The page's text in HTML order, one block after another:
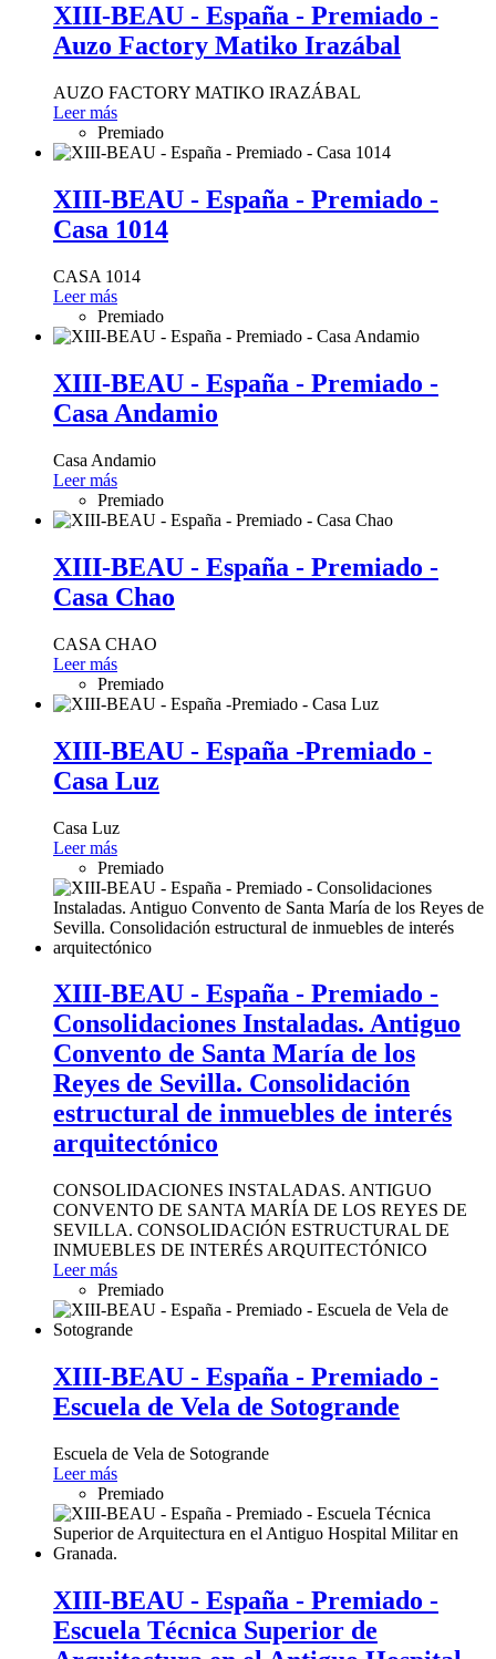
XIII-BEAU - España - Premiado -
Auzo Factory Matiko Irazábal
AUZO FACTORY MATIKO IRAZÁBAL
Leer más
Premiado
XIII-BEAU - España - Premiado -
Casa 1014
CASA 1014
Leer más
Premiado
XIII-BEAU - España - Premiado -
Casa Andamio
Casa Andamio
Leer más
Premiado
XIII-BEAU - España - Premiado -
Casa Chao
CASA CHAO
Leer más
Premiado
XIII-BEAU - España -Premiado -
Casa Luz
Casa Luz
Leer más
Premiado
XIII-BEAU - España - Premiado -
Consolidaciones Instaladas. Antiguo
Convento de Santa María de los
Reyes de Sevilla. Consolidación
estructural de inmuebles de interés
arquitectónico
CONSOLIDACIONES INSTALADAS. ANTIGUO
CONVENTO DE SANTA MARÍA DE LOS REYES DE
SEVILLA. CONSOLIDACIÓN ESTRUCTURAL DE
INMUEBLES DE INTERÉS ARQUITECTÓNICO
Leer más
Premiado
XIII-BEAU - España - Premiado -
Escuela de Vela de Sotogrande
Escuela de Vela de Sotogrande
Leer más
Premiado
XIII-BEAU - España - Premiado -
Escuela Técnica Superior de